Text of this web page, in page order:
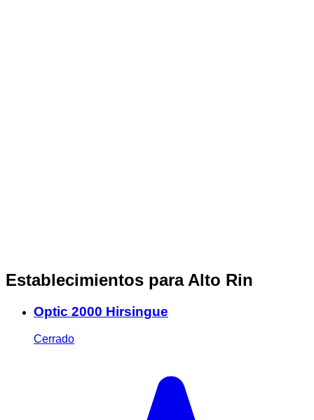
Establecimientos para Alto Rin
Optic 2000 Hirsingue
Cerrado